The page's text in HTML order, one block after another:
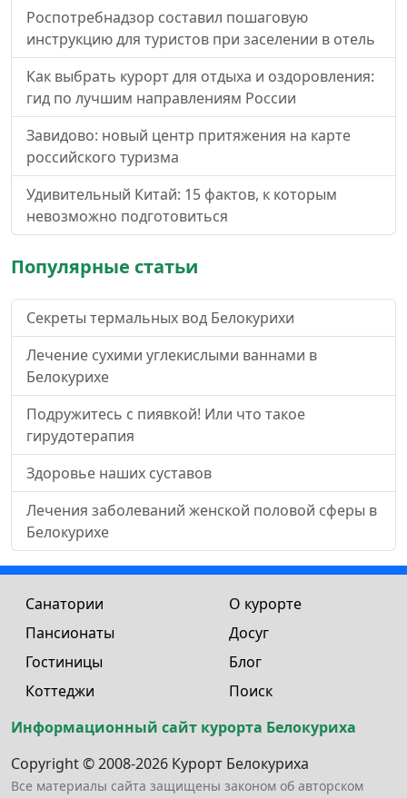
Роспотребнадзор составил пошаговую
инструкцию для туристов при заселении в отель
Как выбрать курорт для отдыха и оздоровления:
гид по лучшим направлениям России
Завидово: новый центр притяжения на карте
российского туризма
Удивительный Китай: 15 фактов, к которым
невозможно подготовиться
Популярные статьи
Секреты термальных вод Белокурихи
Лечение сухими углекислыми ваннами в
Белокурихе
Подружитесь с пиявкой! Или что такое
гирудотерапия
Здоровье наших суставов
Лечения заболеваний женской половой сферы в
Белокурихе
Санатории
Пансионаты
Гостиницы
Коттеджи
О курорте
Досуг
Блог
Поиск
Информационный сайт курорта Белокуриха
Copyright © 2008-2026 Курорт Белокуриха
Все материалы сайта защищены законом об авторском